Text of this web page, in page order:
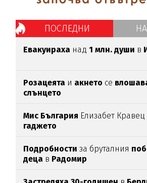
ПОСЛЕДНИ
Евакуираха над1 млн. души в
Розацеята и акнето се
слънцето
Мис България Елизабет Кравец
гаджето
Подробностиза бруталния
деца в Радомир